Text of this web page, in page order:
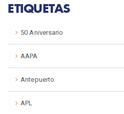
ETIQUETAS
50 Aniversario
AAPA
Antepuerto
APL